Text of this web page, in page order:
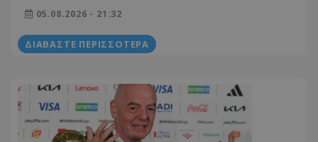
05.08.2026 - 21:32
ΔΙΑΒΆΣΤΕ ΠΕΡΙΣΣΌΤΕΡΑ